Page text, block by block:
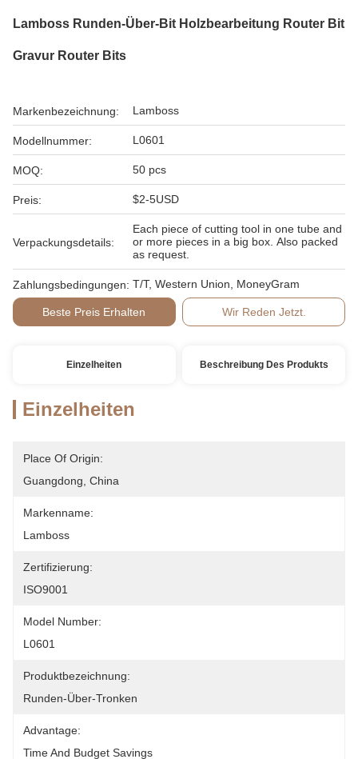
Lamboss Runden-Über-Bit Holzbearbeitung Router Bit
Gravur Router Bits
Markenbezeichnung: Lamboss
Modellnummer: L0601
MOQ: 50 pcs
Preis: $2-5USD
Verpackungsdetails:
Each piece of cutting tool in one tube and
or more pieces in a big box. Also packed
as request.
Zahlungsbedingungen: T/T, Western Union, MoneyGram
Beste Preis Erhalten Wir Reden Jetzt.
Einzelheiten Beschreibung Des Produkts
Einzelheiten
Place Of Origin:
Guangdong, China
Markenname:
Lamboss
Zertifizierung:
ISO9001
Model Number:
L0601
Produktbezeichnung:
Runden-Über-Tronken
Advantage:
Time And Budget Savings